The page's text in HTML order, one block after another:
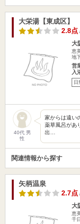
大栄湯【東成区】
2.8点
大
恵
地
営
入
日
40代 男
性
家からは遠い
薬草風呂があ
出…
関連情報から探す
矢柄温泉
2.7点
大
恵
千